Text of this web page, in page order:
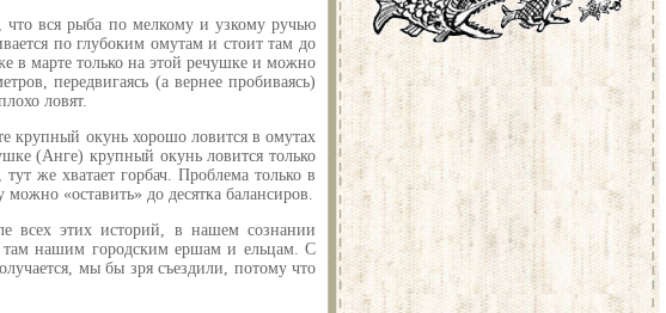
что вся рыба по мелкому и узкому ручью
по глубоким омутам и стоит там до
в марте только на этой речушке и можно
передвигаясь (а вернее пробиваясь)
ловят.
крупный окунь хорошо ловится в омутах
(Анге) крупный окунь ловится только
же хватает горбач. Проблема только в
«оставить» до десятка балансиров.
всех этих историй, в нашем сознании
там нашим городским ершам и ельцам. С
мы бы зря съездили, потому что